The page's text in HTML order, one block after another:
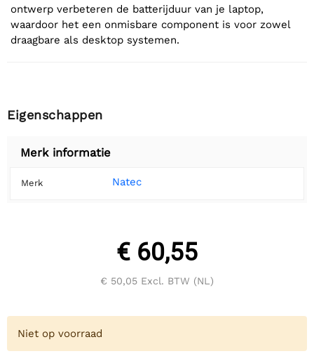
ontwerp verbeteren de batterijduur van je laptop,
waardoor het een onmisbare component is voor zowel
draagbare als desktop systemen.
Eigenschappen
Merk informatie
Merk Natec
€ 60,55
€ 50,05 Excl. BTW (NL)
Niet op voorraad